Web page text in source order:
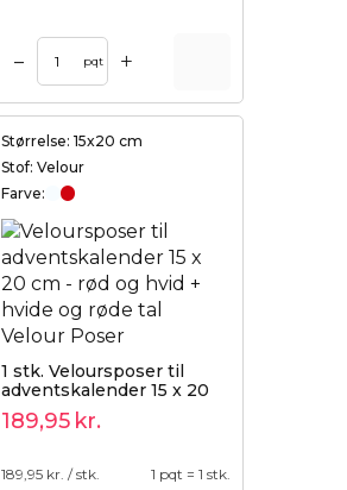
– pqt +
Størrelse: 15x20 cm
Stof: Velour
Farve:
1 stk. Veloursposer til
adventskalender 15 x 20
cm - rød og hvid + hvide
og røde tal
189,95 kr.
189,95 kr. / stk. 1 pqt = 1 stk.